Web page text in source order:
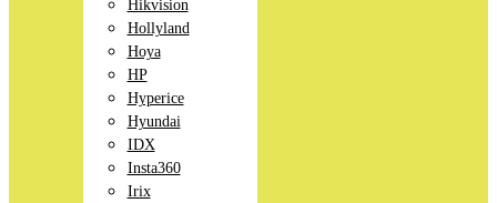
Hikvision
Hollyland
Hoya
HP
Hyperice
Hyundai
IDX
Insta360
Irix